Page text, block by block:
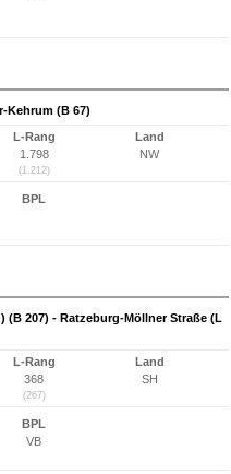
Kehrum (B 67)
L-Rang
1.798
(1.212)
Land
NW
BPL
207) - Ratzeburg-Möllner Straße (L
L-Rang
368
(267)
Land
SH
BPL
VB